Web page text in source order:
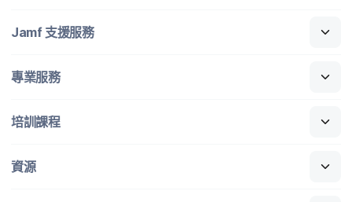
Jamf 支援​服務
專業​服務
培訓​課程
資源